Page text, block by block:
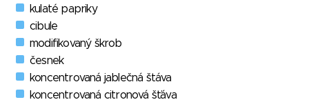
kulaté papriky
cibule
modifikovaný škrob
česnek
koncentrovaná jablečná štáva
koncentrovaná citronová šťáva